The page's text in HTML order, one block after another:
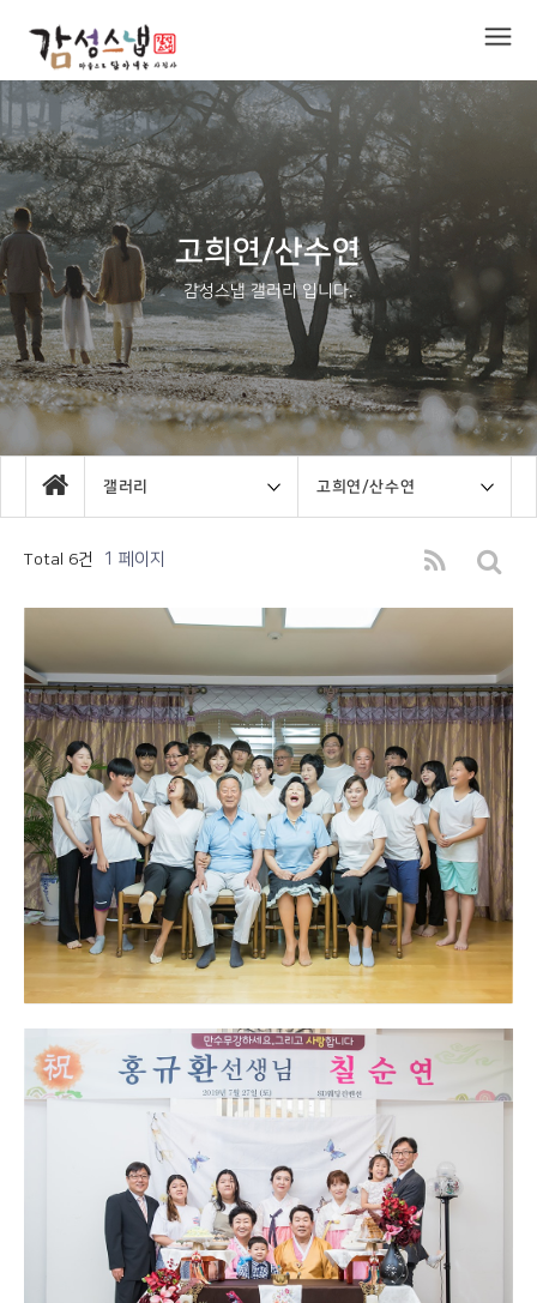
고희연/산수연
감성스냅 갤러리 입니다.
갤러리 고희연/산수연
Total 6건 1 페이지
대구 팔순잔치 산수연 촬영 - 팔순연 가족사
진